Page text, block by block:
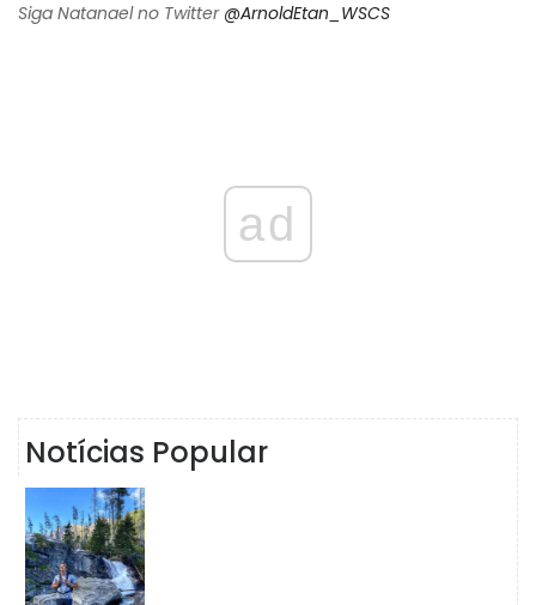
Siga Natanael no Twitter @ArnoldEtan_WSCS
ad
Notícias Popular